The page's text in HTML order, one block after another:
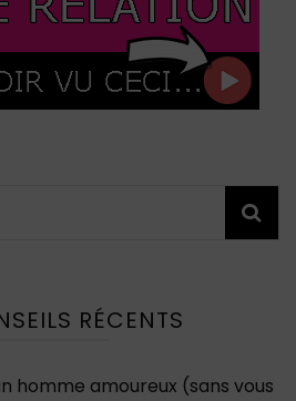
RÉCENTS
homme amoureux (sans vous